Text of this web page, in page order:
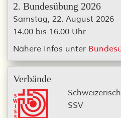
2. Bundesübung 2026
Samstag, 22. August 2026
14.00 bis 16.00 Uhr
Nähere Infos unter
Verbände
SSV